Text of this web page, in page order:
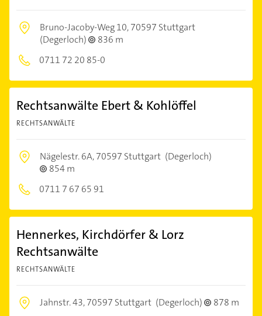
Bruno-Jacoby-Weg 10,70597 Stuttgart
(Degerloch)
836 m
0711 72 20 85-0
Rechtsanwälte Ebert & Kohlöffel
RECHTSANWÄLTE
Nägelestr. 6A,70597 Stuttgart (Degerloch)
854 m
0711 7 67 65 91
Hennerkes, Kirchdörfer & Lorz
Rechtsanwälte
RECHTSANWÄLTE
Jahnstr. 43,70597 Stuttgart (Degerloch)
878 m